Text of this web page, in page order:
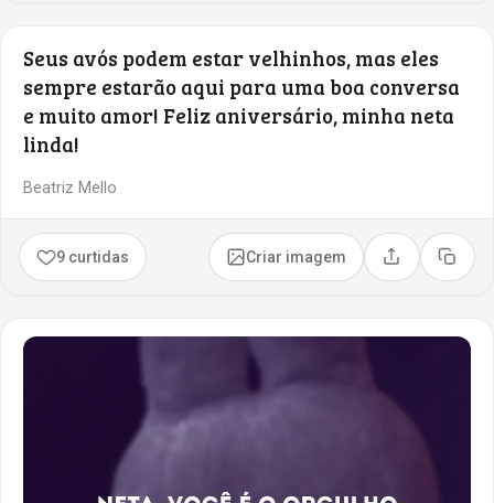
Seus avós podem estar velhinhos, mas eles
sempre estarão aqui para uma boa conversa
e muito amor! Feliz aniversário, minha neta
linda!
Beatriz Mello
9 curtidas Criar imagem Compartilhar
Copiar